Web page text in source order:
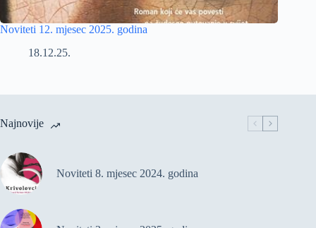
Noviteti 12. mjesec 2025. godina
18.12.25.
Najnovije
Noviteti 8. mjesec 2024. godina